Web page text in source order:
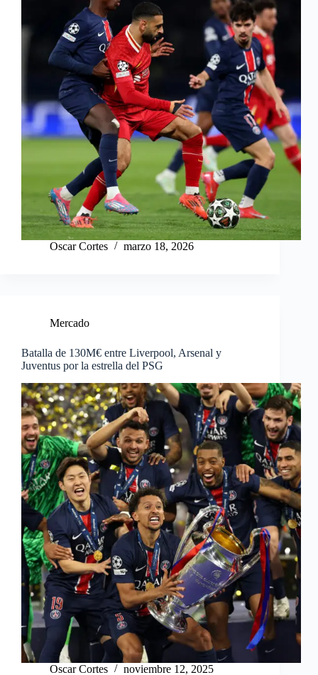
Oscar Cortes marzo 18, 2026
Mercado
Batalla de 130M€ entre Liverpool, Arsenal y
Juventus por la estrella del PSG
Oscar Cortes noviembre 12, 2025